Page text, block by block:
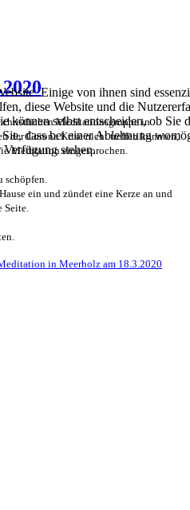
christlichen Meditationsgruppe in
der Corona Krise nicht treffen konnten,
Meditation eingesprochen.
ein und zündet eine Kerze an und
in Meerholz am 18.3.2020
Einige von ihnen sind
diese Website und die
können selbst entscheiden, ob Sie
dass bei einer Ablehnung
stehen.